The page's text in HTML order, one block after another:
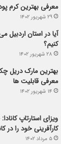
معرفی بهترین کرم
۲۹ شهریور ۱۴۰۲
آیا در استان اردبیل
کنیم؟
۲۸ شهریور ۱۴۰۲
بهترین مارک دریل
معرفی قابلیت ها
۱۴ شهریور ۱۴۰۲
ویزای استارتاپ
کارآفرینی خود را در
۵ مرداد ۱۴۰۲